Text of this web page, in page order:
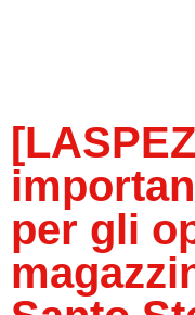
per gli